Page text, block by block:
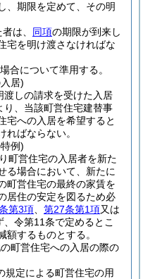
、期限を定めて、その明
は、 同項の期限が到来し
宅を明け渡さなければな
合について準用する。
居)
渡しの請求を受けた入居
、当該町営住宅建替事
宅への入居を希望すると
ればならない。
例)
町営住宅の入居者を新た
る場合において、新たに
町営住宅の最終の家賃を
居住の安定を図るため必
第3項 第27条第1項又は
令第11条で定めるとこ
額するものとする。
町営住宅への入居の際の
規定による町営住宅の用